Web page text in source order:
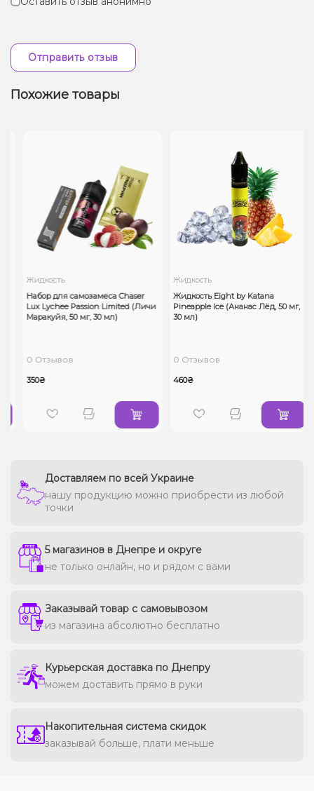
Отправить отзыв
Похожие товары
Жидкость
Набор для самозамеса Chaser
Lux Lychee Passion Limited (Личи
Маракуйя, 50 мг, 30 мл)
0 Отзывов
350₴
Жидкость
Жидкость Eight by Katana
Pineapple Ice (Ананас Лёд, 50 мг,
30 мл)
0 Отзывов
460₴
Доставляем по всей Украине
нашу продукцию можно приобрести из любой
точки
5 магазинов в Днепре и округе
не только онлайн, но и рядом с вами
Заказывай товар с самовывозом
из магазина абсолютно бесплатно
Курьерская доставка по Днепру
можем доставить прямо в руки
Накопительная система скидок
заказывай больше, плати меньше